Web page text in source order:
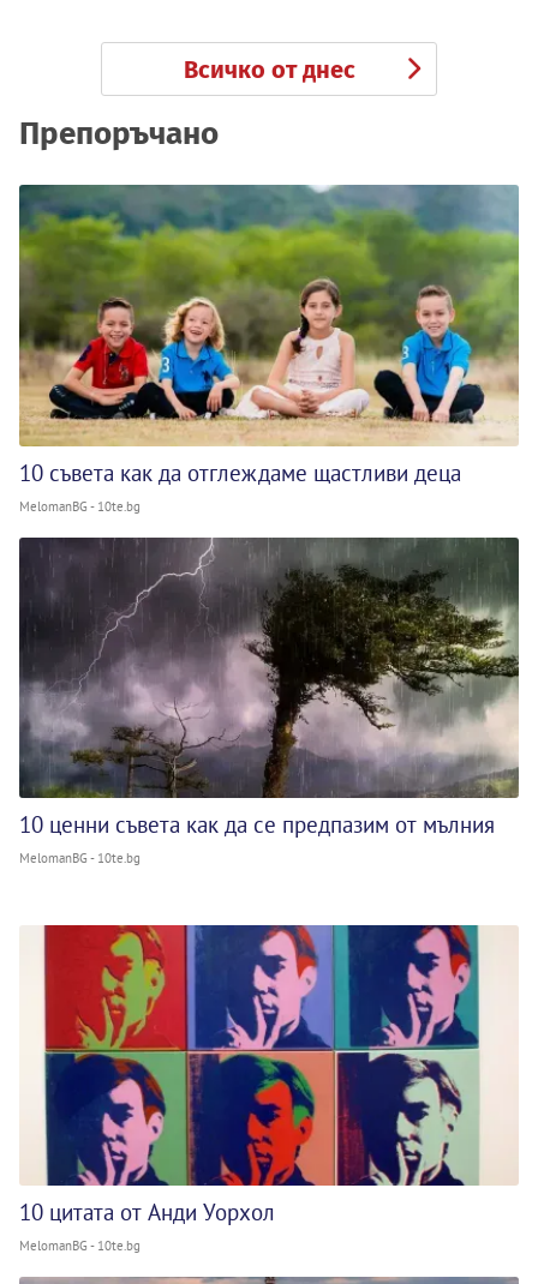
Всичко от днес
Препоръчано
10 съвета как да отглеждаме щастливи деца
MelomanBG - 10te.bg
10 ценни съвета как да се предпазим от мълния
MelomanBG - 10te.bg
10 цитата от Анди Уорхол
MelomanBG - 10te.bg